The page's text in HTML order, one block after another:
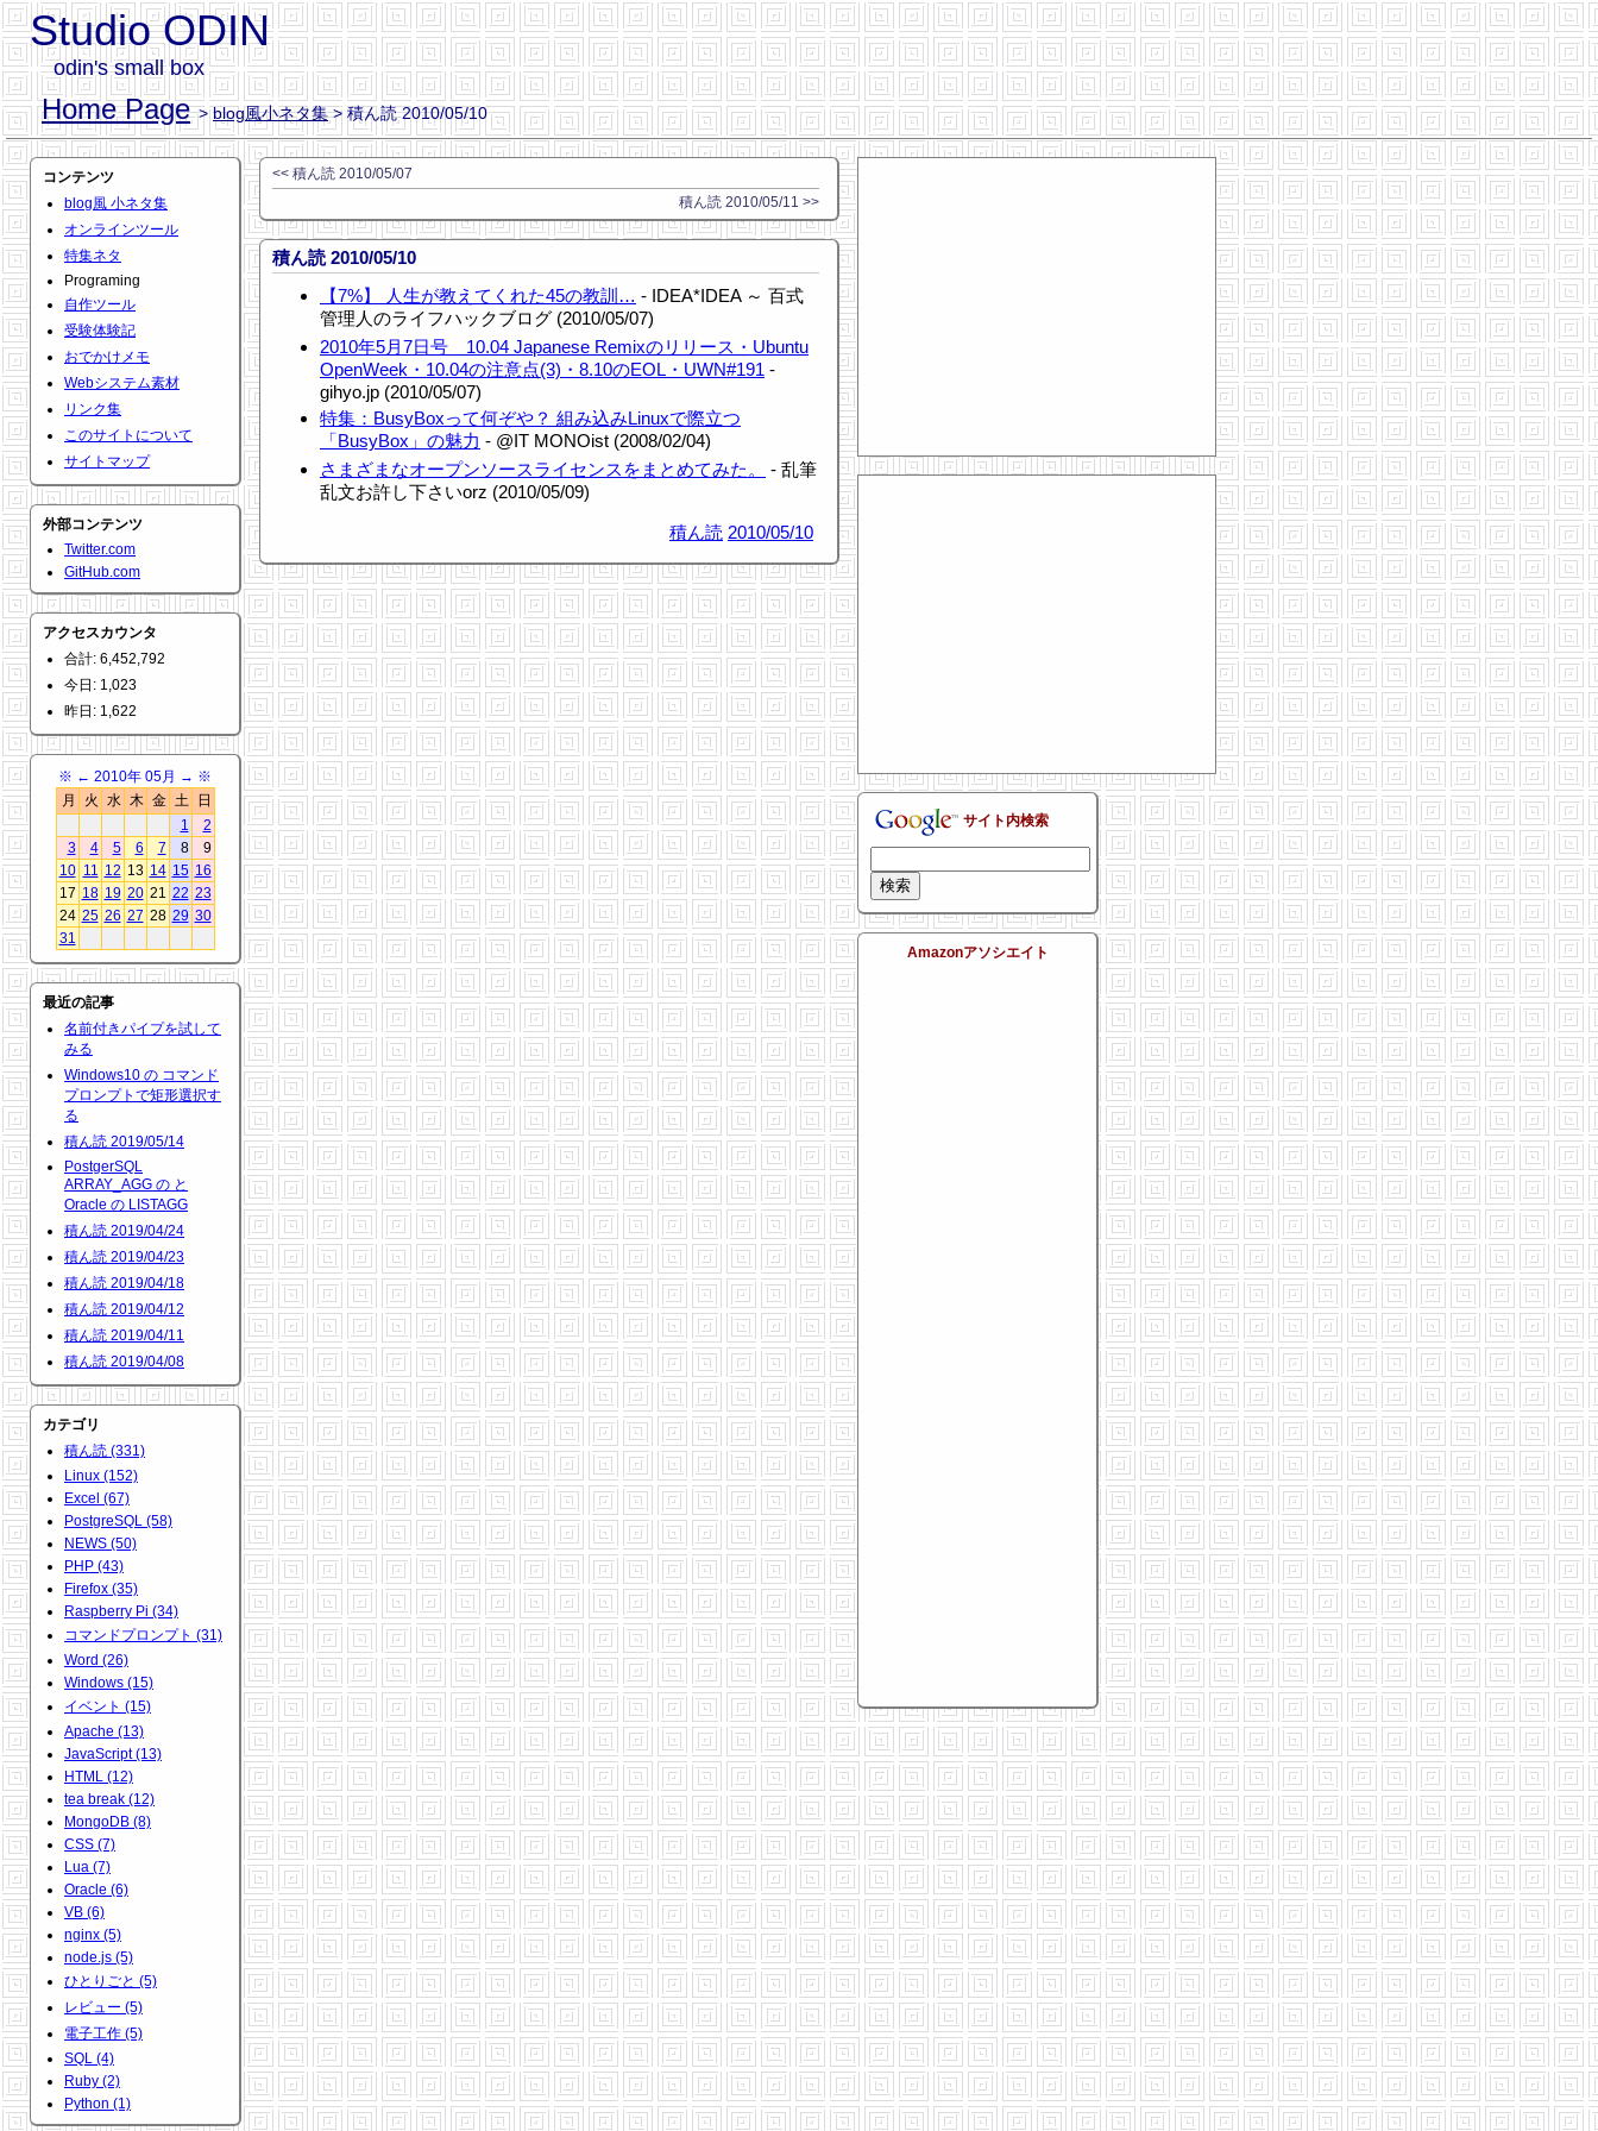
Studio ODIN
odin's small box
Home Page >blog風小ネタ集> 積ん読 2010/05/10
コンテンツ
blog風 小ネタ集
オンラインツール
特集ネタ
Programing
自作ツール
受験体験記
おでかけメモ
Webシステム素材
リンク集
このサイトについて
サイトマップ
外部コンテンツ
Twitter.com
GitHub.com
アクセスカウンタ
合計: 6,452,792
今日: 1,023
昨日: 1,622
※ ← 2010年 05月 → ※
月
火 水 木 金 土
日
1
2
3
4 5 6 7 8
9
10 11 12 13 14 15 16
17 18 19 20 21 22 23
24 25 26 27 28 29 30
31
最近の記事
名前付きパイプを試して
みる
Windows10 の コマンド
プロンプトで矩形選択す
る
積ん読 2019/05/14
PostgerSQL
ARRAY_AGG の と
Oracle の LISTAGG
積ん読 2019/04/24
積ん読 2019/04/23
積ん読 2019/04/18
積ん読 2019/04/12
積ん読 2019/04/11
積ん読 2019/04/08
カテゴリ
積ん読 (331)
Linux (152)
Excel (67)
PostgreSQL (58)
NEWS (50)
PHP (43)
Firefox (35)
Raspberry Pi (34)
コマンドプロンプト (31)
Word (26)
Windows (15)
イベント (15)
Apache (13)
JavaScript (13)
HTML (12)
tea break (12)
MongoDB (8)
CSS (7)
Lua (7)
Oracle (6)
VB (6)
nginx (5)
node.js (5)
ひとりごと (5)
レビュー (5)
電子工作 (5)
SQL (4)
Ruby (2)
Python (1)
<< 積ん読 2010/05/07
積ん読 2010/05/11 >>
積ん読 2010/05/10
【7%】 人生が教えてくれた45の教訓… - IDEA*IDEA ～ 百式
管理人のライフハックブログ (2010/05/07)
2010年5月7日号 10.04 Japanese Remixのリリース・Ubuntu
OpenWeek・10.04の注意点(3)・8.10のEOL・UWN#191 -
gihyo.jp (2010/05/07)
特集：BusyBoxって何ぞや？ 組み込みLinuxで際立つ
「BusyBox」の魅力 - @IT MONOist (2008/02/04)
さまざまなオープンソースライセンスをまとめてみた。
- 乱筆
乱文お許し下さいorz (2010/05/09)
積ん読 2010/05/10
サイト内検索
Amazonアソシエイト